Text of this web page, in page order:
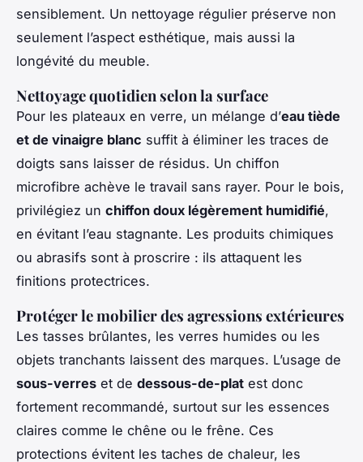
sensiblement. Un nettoyage régulier préserve non
seulement l’aspect esthétique, mais aussi la
longévité du meuble.
Nettoyage quotidien selon la surface
Pour les plateaux en verre, un mélange d’eau tiède
et de vinaigre blanc suffit à éliminer les traces de
doigts sans laisser de résidus. Un chiffon
microfibre achève le travail sans rayer. Pour le bois,
privilégiez un chiffon doux légèrement humidifié,
en évitant l’eau stagnante. Les produits chimiques
ou abrasifs sont à proscrire : ils attaquent les
finitions protectrices.
Protéger le mobilier des agressions extérieures
Les tasses brûlantes, les verres humides ou les
objets tranchants laissent des marques. L’usage de
sous-verres et de dessous-de-plat est donc
fortement recommandé, surtout sur les essences
claires comme le chêne ou le frêne. Ces
protections évitent les taches de chaleur, les